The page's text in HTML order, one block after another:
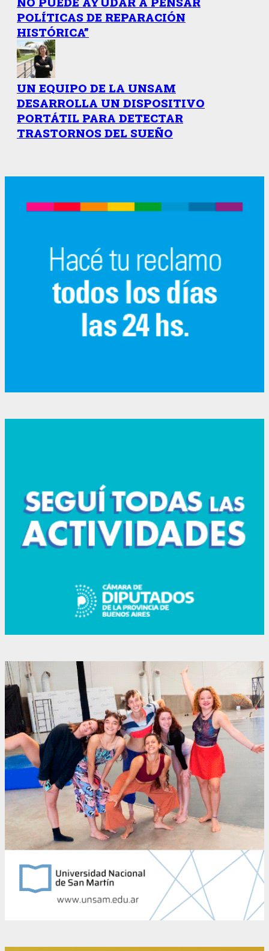
POLÍTICAS DE REPARACIÓN
HISTÓRICA”
UN EQUIPO DE LA UNSAM
DESARROLLA UN DISPOSITIVO
PORTÁTIL PARA DETECTAR
TRASTORNOS DEL SUEÑO